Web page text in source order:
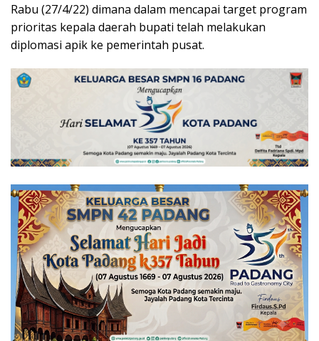
Rabu (27/4/22) dimana dalam mencapai target program
prioritas kepala daerah bupati telah melakukan
diplomasi apik ke pemerintah pusat.